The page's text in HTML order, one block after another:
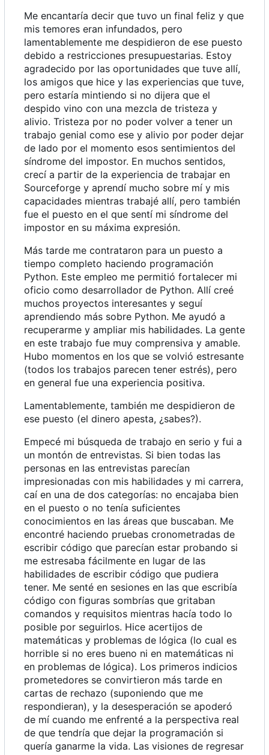
Me encantaría decir que tuvo un final feliz y que
mis temores eran infundados, pero
lamentablemente me despidieron de ese puesto
debido a restricciones presupuestarias. Estoy
agradecido por las oportunidades que tuve allí,
los amigos que hice y las experiencias que tuve,
pero estaría mintiendo si no dijera que el
despido vino con una mezcla de tristeza y
alivio. Tristeza por no poder volver a tener un
trabajo genial como ese y alivio por poder dejar
de lado por el momento esos sentimientos del
síndrome del impostor. En muchos sentidos,
crecí a partir de la experiencia de trabajar en
Sourceforge y aprendí mucho sobre mí y mis
capacidades mientras trabajé allí, pero también
fue el puesto en el que sentí mi síndrome del
impostor en su máxima expresión.
Más tarde me contrataron para un puesto a
tiempo completo haciendo programación
Python. Este empleo me permitió fortalecer mi
oficio como desarrollador de Python. Allí creé
muchos proyectos interesantes y seguí
aprendiendo más sobre Python. Me ayudó a
recuperarme y ampliar mis habilidades. La gente
en este trabajo fue muy comprensiva y amable.
Hubo momentos en los que se volvió estresante
(todos los trabajos parecen tener estrés), pero
en general fue una experiencia positiva.
Lamentablemente, también me despidieron de
ese puesto (el dinero apesta, ¿sabes?).
Empecé mi búsqueda de trabajo en serio y fui a
un montón de entrevistas. Si bien todas las
personas en las entrevistas parecían
impresionadas con mis habilidades y mi carrera,
caí en una de dos categorías: no encajaba bien
en el puesto o no tenía suficientes
conocimientos en las áreas que buscaban. Me
encontré haciendo pruebas cronometradas de
escribir código que parecían estar probando si
me estresaba fácilmente en lugar de las
habilidades de escribir código que pudiera
tener. Me senté en sesiones en las que escribía
código con figuras sombrías que gritaban
comandos y requisitos mientras hacía todo lo
posible por seguirlos. Hice acertijos de
matemáticas y problemas de lógica (lo cual es
horrible si no eres bueno ni en matemáticas ni
en problemas de lógica). Los primeros indicios
prometedores se convirtieron más tarde en
cartas de rechazo (suponiendo que me
respondieran), y la desesperación se apoderó
de mí cuando me enfrenté a la perspectiva real
de que tendría que dejar la programación si
quería ganarme la vida. Las visiones de regresar